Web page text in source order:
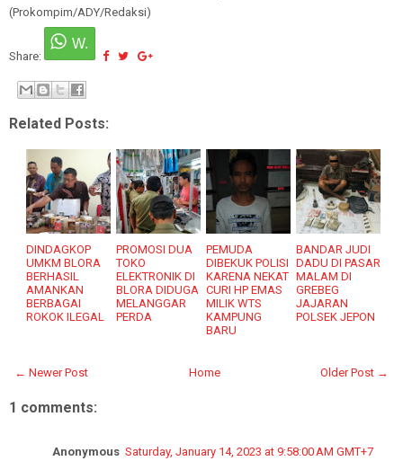
(Prokompim/ADY/Redaksi)
Share:
Related Posts:
DINDAGKOP
UMKM BLORA
BERHASIL
AMANKAN
BERBAGAI
ROKOK ILEGAL
PROMOSI DUA
TOKO
ELEKTRONIK DI
BLORA DIDUGA
MELANGGAR
PERDA
PEMUDA
DIBEKUK POLISI
KARENA NEKAT
CURI HP EMAS
MILIK WTS
KAMPUNG
BARU
BANDAR JUDI
DADU DI PASAR
MALAM DI
GREBEG
JAJARAN
POLSEK JEPON
← Newer Post Older Post →
Home
1 comments:
Anonymous Saturday, January 14, 2023 at 9:58:00 AM GMT+7